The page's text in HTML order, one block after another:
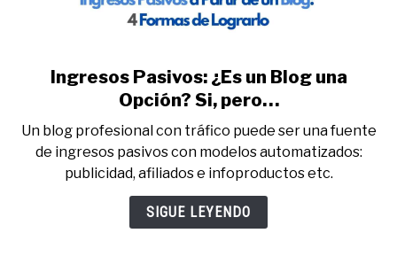
link
to
Pasivos:
¿Es
un
Blog
Ingresos Pasivos: ¿Es un Blog una
Opción? Si, pero…
Un blog profesional con tráfico puede ser una fuente
de ingresos pasivos con modelos automatizados:
publicidad, afiliados e infoproductos etc.
SIGUE LEYENDO